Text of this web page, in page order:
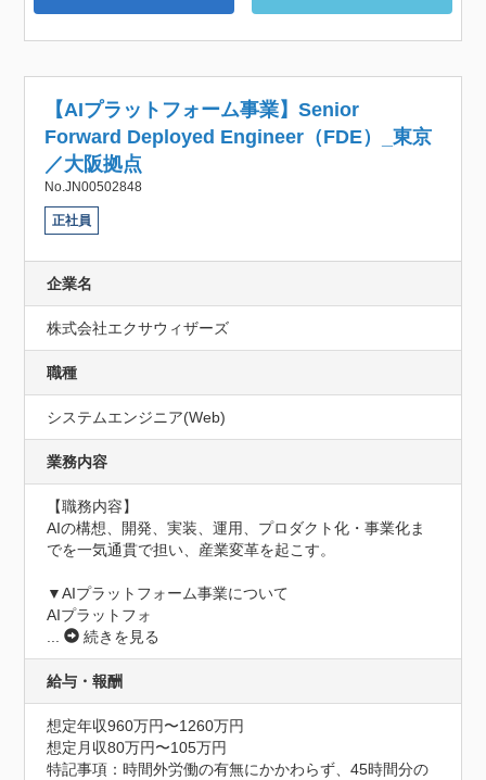
【AIプラットフォーム事業】Senior
Forward Deployed Engineer（FDE）_東京
／大阪拠点
No.JN00502848
正社員
企業名
株式会社エクサウィザーズ
職種
システムエンジニア(Web)
業務内容
【職務内容】
AIの構想、開発、実装、運用、プロダクト化・事業化ま
でを一気通貫で担い、産業変革を起こす。
▼AIプラットフォーム事業について
AIプラットフォ
...
続きを見る
給与・報酬
想定年収960万円〜1260万円
想定月収80万円〜105万円
特記事項：時間外労働の有無にかかわらず、45時間分の